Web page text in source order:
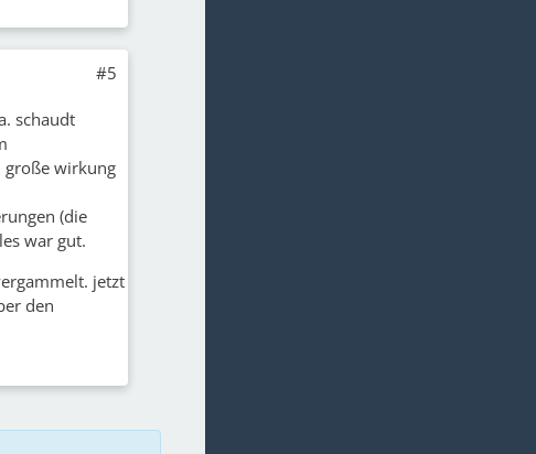
#5
schaudt
große wirkung
(die
war gut.
jetzt
den